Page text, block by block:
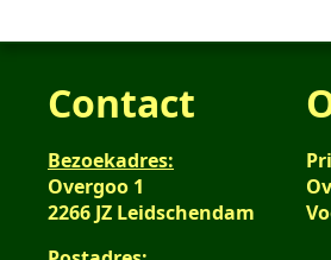
Contact
Bezoekadres:
Overgoo 1
2266 JZ Leidschendam